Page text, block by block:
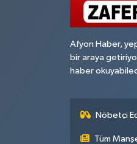
Afyon Haber,
bir araya
haber
Nöbetçi
Tüm